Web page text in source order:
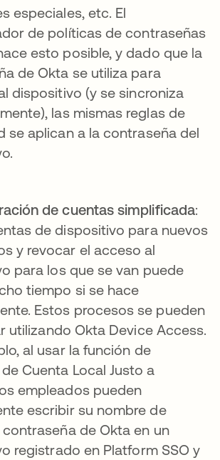
especiales, etc. El
de políticas de contraseñas
esto posible, y dado que la
de Okta se utiliza para
dispositivo (y se sincroniza
las mismas reglas de
se aplican a la contraseña del
de cuentas simplificada:
de dispositivo para nuevos
y revocar el acceso al
para los que se van puede
tiempo si se hace
Estos procesos se pueden
utilizando Okta Device Access.
al usar la función de
Cuenta Local Justo a
empleados pueden
escribir su nombre de
de Okta en un
registrado en Platform SSO y